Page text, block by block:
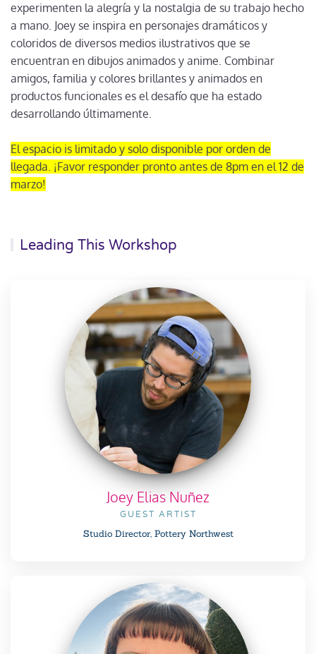
experimenten la alegría y la nostalgia de su trabajo hecho
a mano. Joey se inspira en personajes dramáticos y
coloridos de diversos medios ilustrativos que se
encuentran en dibujos animados y anime. Combinar
amigos, familia y colores brillantes y animados en
productos funcionales es el desafío que ha estado
desarrollando últimamente.
El espacio is limitado y solo disponible por orden de
llegada. ¡Favor responder pronto antes de 8pm en el 12 de
marzo!
Leading This Workshop
Joey Elias Nuñez
GUEST ARTIST
Studio Director, Pottery Northwest